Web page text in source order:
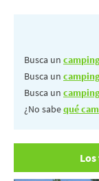
Busca un
Busca un
Busca un
¿No sabequé